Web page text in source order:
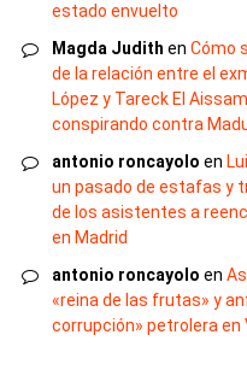
estado envuelto
Magda Judith en Cómo
de la relación entre el
López y Tareck El
conspirando contra
antonio roncayolo en
un pasado de estafas y
de los asistentes a
en Madrid
antonio roncayolo en
«reina de las frutas» y
corrupción» petrolera en